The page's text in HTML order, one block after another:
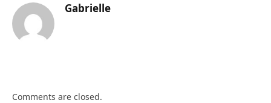
Gabrielle
Comments are closed.